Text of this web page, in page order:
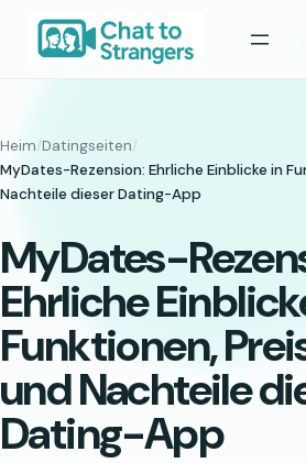
Inhalt
springen
Heim/Datingseiten/
MyDates-Rezension: Ehrliche Einblicke in
Nachteile dieser Dating-App
MyDates-
Ehrliche
Funktionen,
und Nachteile
Dating-App